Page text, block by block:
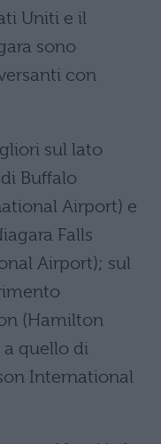
Uniti e il
sono
con
sul lato
Buffalo
Airport) e
Falls
Airport); sul
(Hamilton
quello di
International